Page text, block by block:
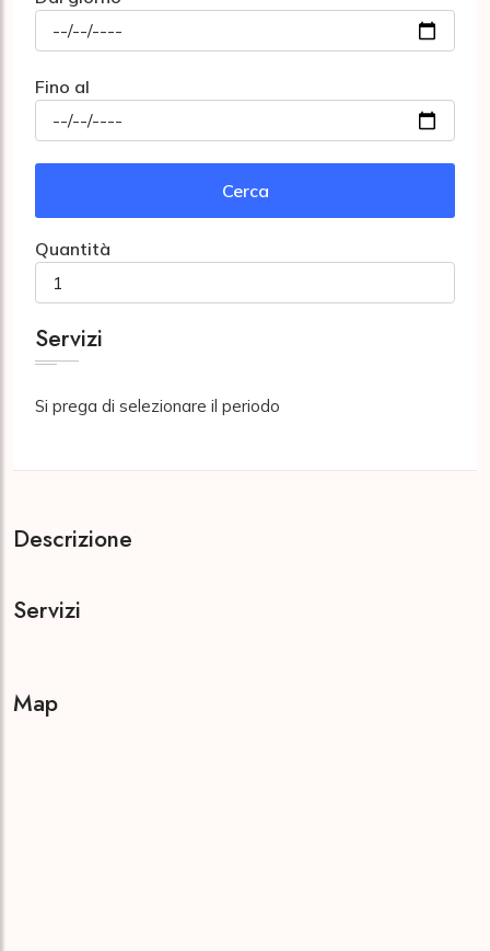
Fino al
Cerca
Quantità
Servizi
Si prega di selezionare il periodo
Descrizione
Servizi
Map